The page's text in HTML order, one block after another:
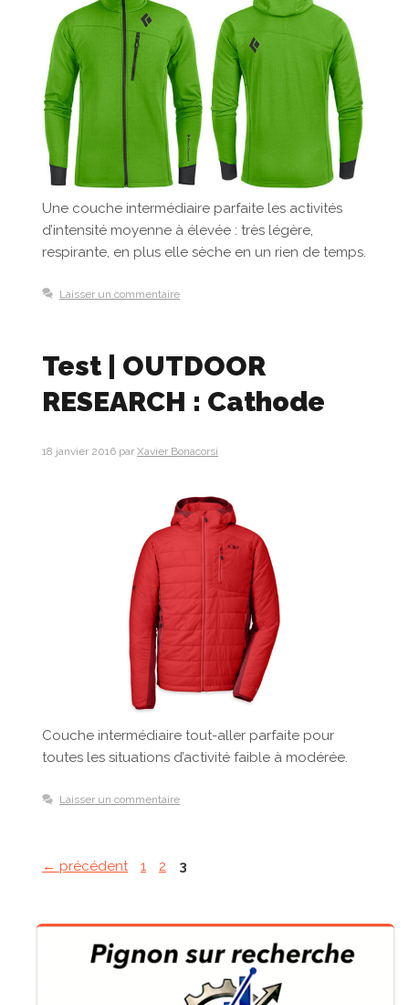
Une couche intermédiaire parfaite les activités
d’intensité moyenne à élevée : très légère,
respirante, en plus elle sèche en un rien de temps.
Laisser un commentaire
Test | OUTDOOR
RESEARCH : Cathode
18 janvier 2016 par Xavier Bonacorsi
Couche intermédiaire tout-aller parfaite pour
toutes les situations d’activité faible à modérée.
Laisser un commentaire
← précédent Page
1 Page
2 Page
3